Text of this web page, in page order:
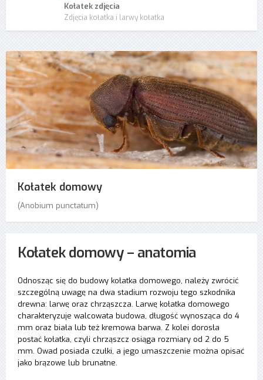
Kołatek zdjęcia
Zdjęcia kołatka i larwy kołatka
Kołatek domowy
(Anobium punctatum)
Kołatek domowy – anatomia
Odnosząc się do budowy kołatka domowego, należy zwrócić
szczególną uwagę na dwa stadium rozwoju tego szkodnika
drewna: larwę oraz chrząszcza. Larwę kołatka domowego
charakteryzuje walcowata budowa, długość wynosząca do 4
mm oraz biała lub też kremowa barwa. Z kolei dorosła
postać kołatka, czyli chrząszcz osiąga rozmiary od 2 do 5
mm. Owad posiada czułki, a jego umaszczenie można opisać
jako brązowe lub brunatne.